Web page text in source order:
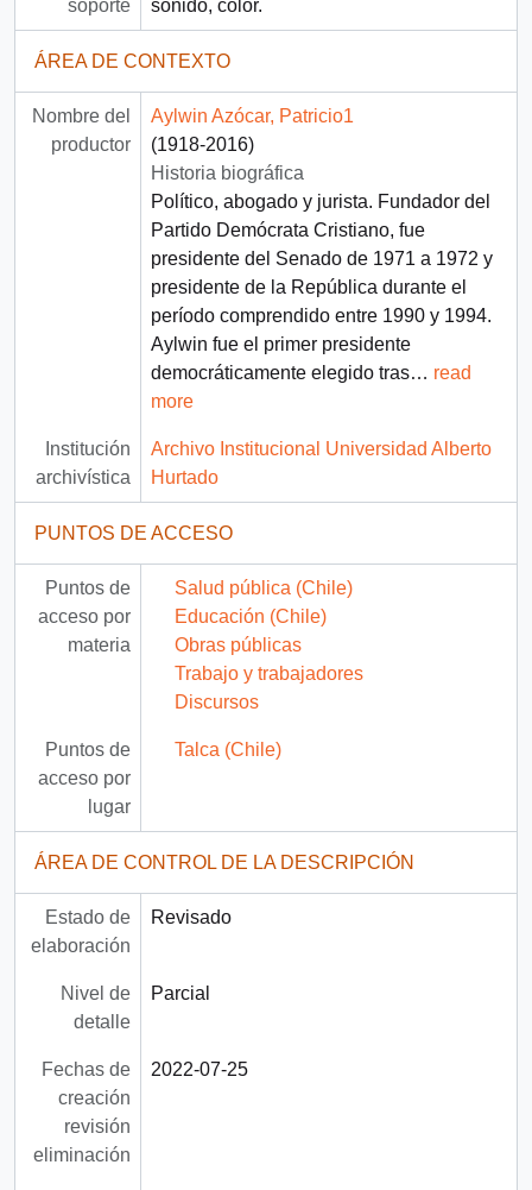
soporte sonido, color.
ÁREA DE CONTEXTO
Nombre del
productor
Aylwin Azócar, Patricio1
(1918-2016)
Historia biográfica
Político, abogado y jurista. Fundador del
Partido Demócrata Cristiano, fue
presidente del Senado de 1971 a 1972 y
presidente de la República durante el
período comprendido entre 1990 y 1994.
Aylwin fue el primer presidente
democráticamente elegido tras… read
more
Institución
archivística
Archivo Institucional Universidad Alberto
Hurtado
PUNTOS DE ACCESO
Puntos de
acceso por
materia
Salud pública (Chile)
Educación (Chile)
Obras públicas
Trabajo y trabajadores
Discursos
Puntos de
acceso por
lugar
Talca (Chile)
ÁREA DE CONTROL DE LA DESCRIPCIÓN
Estado de
elaboración
Revisado
Nivel de
detalle
Parcial
Fechas de
creación
revisión
eliminación
2022-07-25